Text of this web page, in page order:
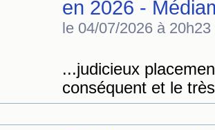
en 2026 -
le 04/07/2026 à 20h23
...judicieux
conséquent et le